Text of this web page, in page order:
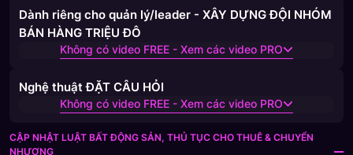
Dành riêng cho quản lý/leader - XÂY DỰNG ĐỘI NHÓM
BÁN HÀNG TRIỆU ĐÔ
Không có video FREE - Xem các video PRO
Nghệ thuật ĐẶT CÂU HỎI
Không có video FREE - Xem các video PRO
CẬP NHẬT LUẬT BẤT ĐỘNG SẢN, THỦ TỤC CHO THUÊ & CHUYỂN
NHƯỢNG